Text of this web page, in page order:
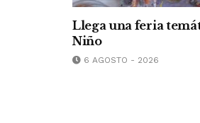
Llega una feria
Niño
6 AGOSTO - 2026